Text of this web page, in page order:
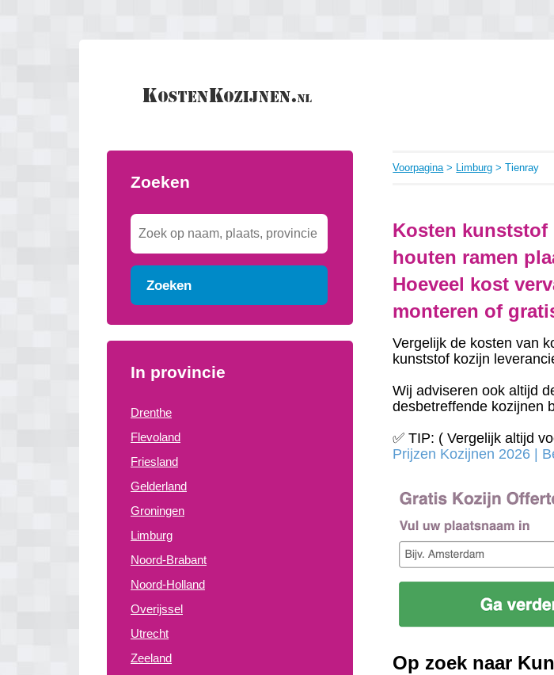
Zoeken
Zoeken
In provincie
Drenthe
Flevoland
Friesland
Gelderland
Groningen
Limburg
Noord-Brabant
Noord-Holland
Overijssel
Utrecht
Zeeland
Voorpagina> Limburg > Tienray
Kosten kunststof
houten ramen
Hoeveel kost
monteren of
Vergelijk de kosten van
kunststof kozijn
Wij adviseren ook altijd
desbetreffende kozijnen
✅ TIP: ( Vergelijk altijd
Prijzen Kozijnen 2026 |
Op zoek naar